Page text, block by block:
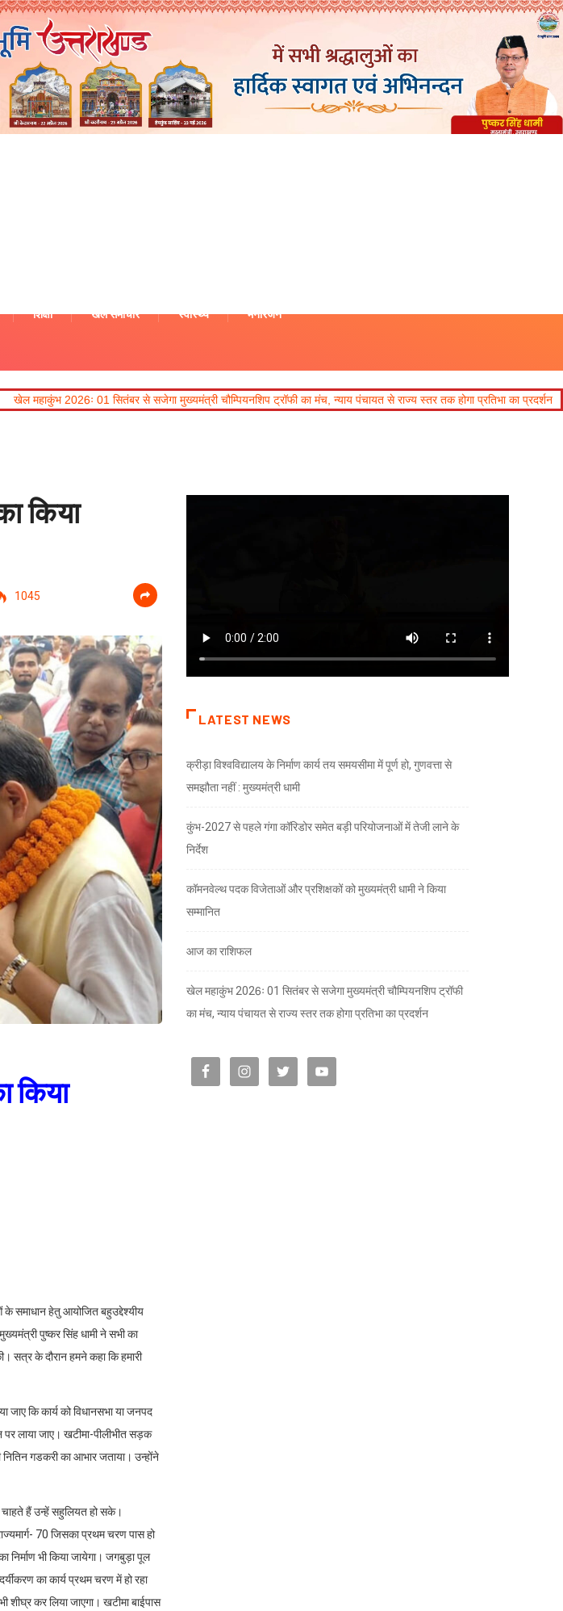
शिक्षा खेल समाचार स्वास्थ्य मनोरंजन
से सजेगा मुख्यमंत्री चौम्पियनशिप ट्रॉफी का मंच, न्याय पंचायत से राज्य स्तर तक होगा प्रतिभा का प्रदर्शन
किया
1045
किया
समाधान हेतु आयोजित बहुउद्देश्यीय
पुष्कर सिंह धामी ने सभी का
सत्र के दौरान हमने कहा कि हमारी
जाए कि कार्य को विधानसभा या जनपद
पर लाया जाए। खटीमा-पीलीभीत सड़क
नितिन गडकरी का आभार जताया। उन्होंने
चाहते हैं उन्हें सहुलियत हो सके।
70 जिसका प्रथम चरण पास हो
भी किया जायेगा। जगबुड़ा पूल
का कार्य प्रथम चरण में हो रहा
शीघ्र कर लिया जाएगा। खटीमा बाईपास
LATEST NEWS
क्रीड़ा विश्वविद्यालय के निर्माण कार्य तय समयसीमा में पूर्ण हो, गुणवत्ता से
समझौता नहीं : मुख्यमंत्री धामी
कुंभ-2027 से पहले गंगा कॉरिडोर समेत बड़ी परियोजनाओं में तेजी लाने के
निर्देश
कॉमनवेल्थ पदक विजेताओं और प्रशिक्षकों को मुख्यमंत्री धामी ने किया
सम्मानित
आज का राशिफल
खेल महाकुंभ 2026ः 01 सितंबर से सजेगा मुख्यमंत्री चौम्पियनशिप ट्रॉफी
का मंच, न्याय पंचायत से राज्य स्तर तक होगा प्रतिभा का प्रदर्शन